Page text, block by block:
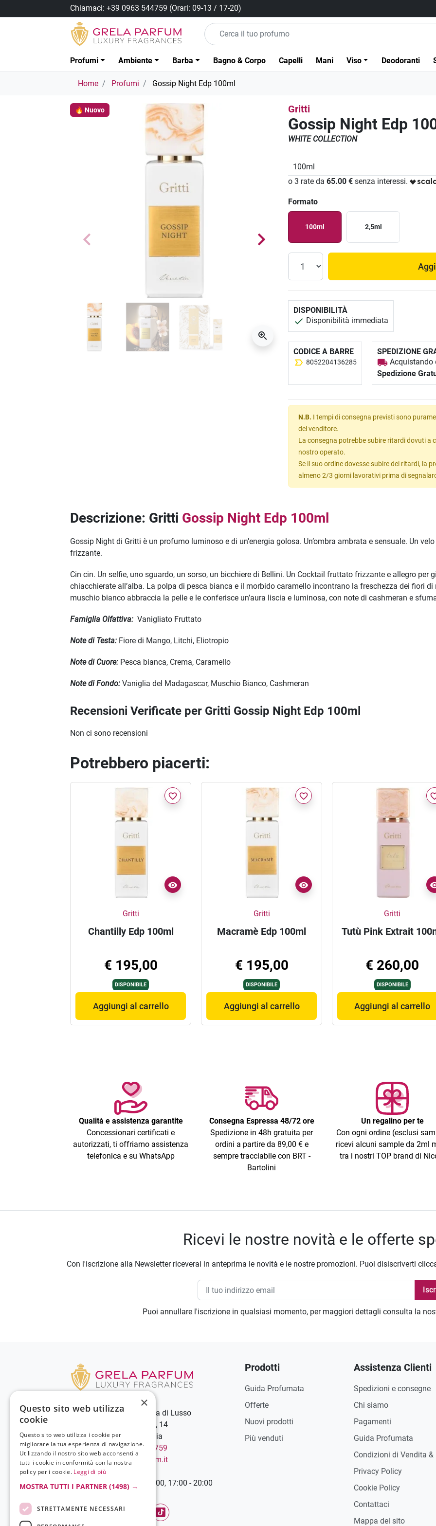
Chiamaci:+39 0963 544759 (Orari: 09-13 / 17-20)
Profumi Ambiente Barba Bagno & Corpo Capelli Mani Viso Deodoranti
Home Profumi Gossip Night Edp 100ml
🔥 Nuovo Gritti
Gossip Night Edp
WHITE COLLECTION
100ml
o 3 rate da65.00 € senza interessi.
Formato
100ml 2,5ml
DISPONIBILITÀ
Disponibilità immediata
CODICE A BARRE
8052204136285
SPEDIZIONE
Acquistando
Spedizione
N.B. I tempi di consegna previsti sono
del venditore.
La consegna potrebbe subire ritardi dovuti a
nostro operato.
Se il suo ordine dovesse subire dei ritardi, la
almeno 2/3 giorni lavorativi prima di
Descrizione: Gritti Gossip Night Edp 100ml
Gossip Night di Gritti è un profumo luminoso e di un’energia golosa. Un’ombra ambrata e sensuale. Un
frizzante.
Cin cin. Un selfie, uno sguardo, un sorso, un bicchiere di Bellini. Un Cocktail fruttato frizzante e allegro per
chiacchierate all’alba. La polpa di pesca bianca e il morbido caramello incontrano la freschezza dei fiori di
muschio bianco abbraccia la pelle e le conferisce un’aura liscia e luminosa, con note di cashmeran e
Famiglia Olfattiva: Vanigliato Fruttato
Note di Testa: Fiore di Mango, Litchi, Eliotropio
Note di Cuore: Pesca bianca, Crema, Caramello
Note di Fondo: Vaniglia del Madagascar, Muschio Bianco, Cashmeran
Recensioni Verificate per Gritti Gossip Night Edp 100ml
Non ci sono recensioni
Potrebbero piacerti:
favorite_border
Gritti
Chantilly Edp 100ml
€ 195,00
DISPONIBILE
Aggiungi al carrello
favorite_border
Gritti
Macramè Edp 100ml
€ 195,00
DISPONIBILE
Aggiungi al carrello
Gritti
Tutù Pink Extrait
€ 260,00
DISPONIBILE
Aggiungi al carrello
Qualità e assistenza garantite
Concessionari certificati e
autorizzati, ti offriamo assistenza
telefonica e su WhatsApp
Consegna Espressa 48/72 ore
Spedizione in 48h gratuita per
ordini a partire da 89,00 € e
sempre tracciabile con BRT -
Bartolini
Un regalino per te
Con ogni ordine (esclusi
ricevi alcuni sample da 2ml
tra i nostri TOP brand di
Ricevi le nostre novità e le offerte
Con l'iscrizione alla Newsletter riceverai in anteprima le novità e le nostre promozioni. Puoi disiscriverti
Puoi annullare l'iscrizione in qualsiasi momento, per maggiori dettagli consulta la
Grela Parfum - Profumeria di Lusso
C.so Vittorio Emanuele III, 14
89900 Vibo Valentia - Italia
Chiamaci: +39 0963 544759
Scrivici:info@grelaparfum.it
Orari
Lunedì-Sabato: 9:00 - 13:00, 17:00 - 20:00
Prodotti
Guida Profumata
Offerte
Nuovi prodotti
Più venduti
Assistenza Clienti
Spedizioni e consegne
Chi siamo
Pagamenti
Guida Profumata
Condizioni di Vendita &
Privacy Policy
Cookie Policy
Contattaci
Mappa del sito
×
Questo sito web utilizza
cookie
Questo sito web utilizza i cookie per
migliorare la tua esperienza di navigazione.
Utilizzando il nostro sito web acconsenti a
tutti i cookie in conformità con la nostra
policy per i cookie. Leggi di più
MOSTRA TUTTI I PARTNER (1498) →
STRETTAMENTE NECESSARI